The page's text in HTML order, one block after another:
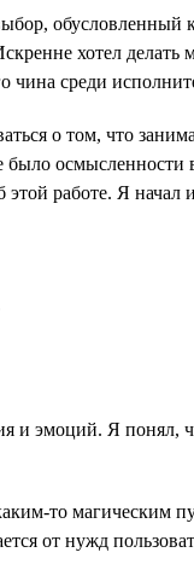
хотел
чина среди
о том, что
осмысленности
работе. Я начал
и эмоций. Я понял,
то магическим
от нужд